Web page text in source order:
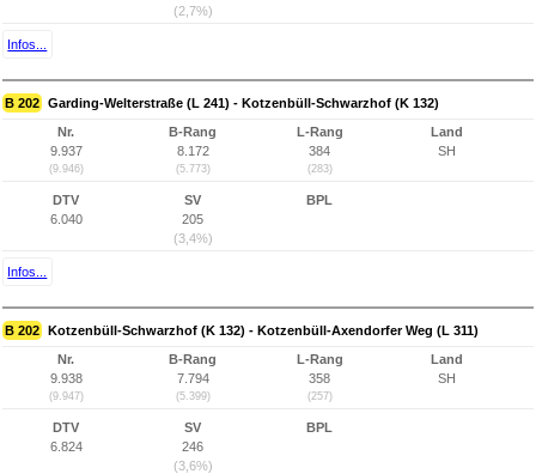
(2,7%)
Infos...
B 202 Garding-Welterstraße (L 241) - Kotzenbüll-Schwarzhof (K 132)
Nr.
9.937
(9.946)
B-Rang
8.172
(5.773)
L-Rang
384
(283)
Land
SH
DTV
6.040
SV
205
(3,4%)
BPL
Infos...
B 202 Kotzenbüll-Schwarzhof (K 132) - Kotzenbüll-Axendorfer Weg (L 311)
Nr.
9.938
(9.947)
B-Rang
7.794
(5.399)
L-Rang
358
(257)
Land
SH
DTV
6.824
SV
246
(3,6%)
BPL